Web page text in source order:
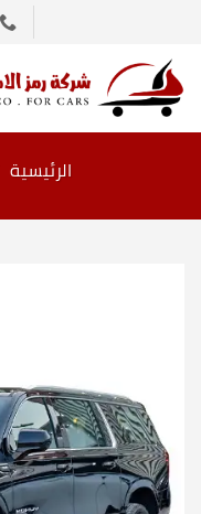
الرئيسية